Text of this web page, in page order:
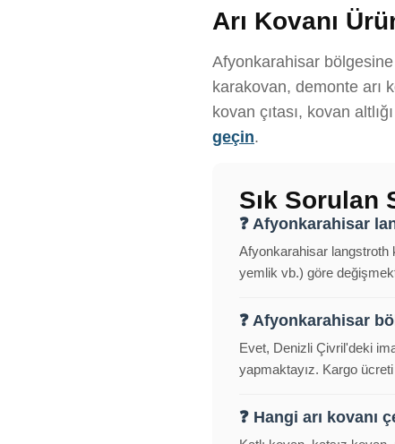
Arı Kovanı
Afyonkarahisar bölgesine
karakovan, demonte arı
kovan çıtası, kovan
geçin.
Sık Sorulan
❓ Afyonkarahisar
Afyonkarahisar langstroth
yemlik vb.) göre
❓ Afyonkarahisar
Evet, Denizli Çivril'deki
yapmaktayız. Kargo ücreti
❓ Hangi arı kovanı